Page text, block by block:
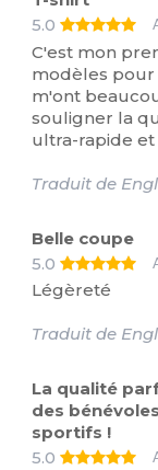
5.0
C'est mon
modèles pour
m'ont
souligner la
ultra-rapide et
Traduit de
Belle coupe
5.0
Légèreté
Traduit de
La qualité
des
sportifs !
5.0